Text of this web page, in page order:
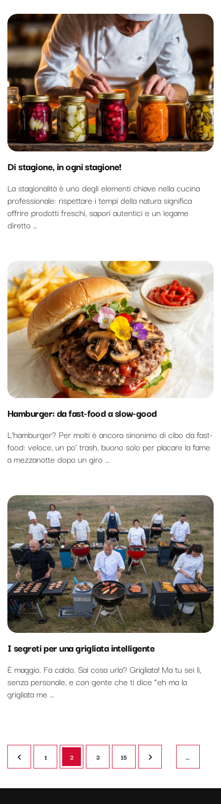
Di stagione, in ogni stagione!
La stagionalità è uno degli elementi chiave nella cucina
professionale: rispettare i tempi della natura significa
offrire prodotti freschi, sapori autentici e un legame
diretto …
Hamburger: da fast-food a slow-good
L’hamburger? Per molti è ancora sinonimo di cibo da fast-
food: veloce, un po’ trash, buono solo per placare la fame
a mezzanotte dopo un giro …
I segreti per una grigliata intelligente
È maggio. Fa caldo. Sai cosa urla? Grigliata! Ma tu sei lì,
senza personale, e con gente che ti dice “eh ma la
grigliata me …
Paginazione
degli
articoli
Pagina
1 Pagina
2 Pagina
3 …
Pagina
15